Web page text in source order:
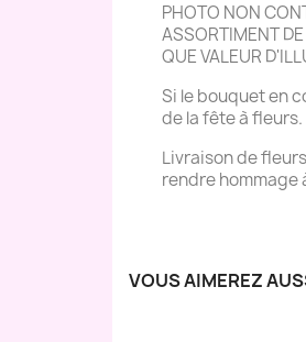
PHOTO NON
ASSORTIMENT
QUE VALEUR
Si le bouquet en
de la fête à fleurs.
Livraison de
rendre hommage
VOUS AIMEREZ